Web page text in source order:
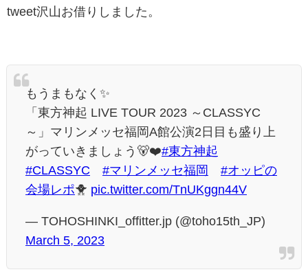
tweet沢山お借りしました。
もうまもなく✨
「東方神起 LIVE TOUR 2023 ～CLASSYC
～」マリンメッセ福岡A館公演2日目も盛り上
がっていきましょう🐻❤️#東方神起
#CLASSYC
#マリンメッセ福岡
#オッピの
会場レポ🐥 pic.twitter.com/TnUKggn44V
— TOHOSHINKI_offitter.jp (@toho15th_JP)
March 5, 2023